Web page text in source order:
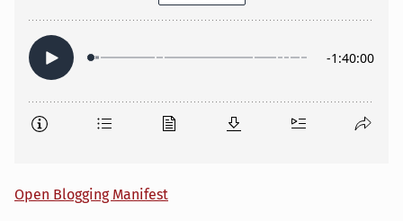
Open Blogging Manifest